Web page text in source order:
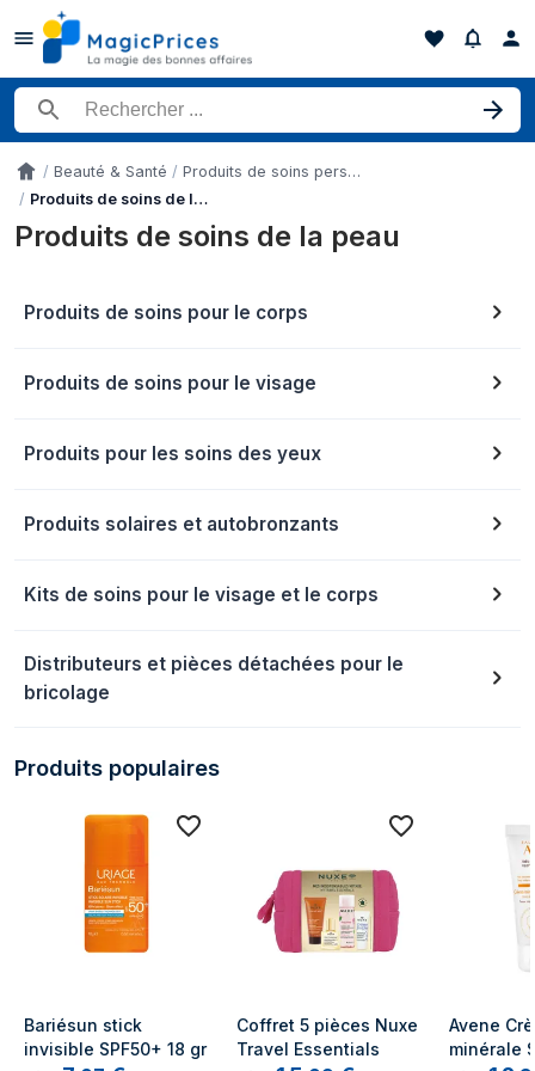
Rechercher un produit
AccueilBeauté & Santé
Produits de soins personnels
Produits de soins de la peau
Produits de soins de la peau
Produits de soins pour le corps
Produits de soins pour le visage
Produits pour les soins des yeux
Produits solaires et autobronzants
Kits de soins pour le visage et le corps
Distributeurs et pièces détachées pour le
bricolage
Produits populaires
Bariésun stick
invisible SPF50+ 18 gr
Coffret 5 pièces Nuxe
Travel Essentials
Avene
minérale